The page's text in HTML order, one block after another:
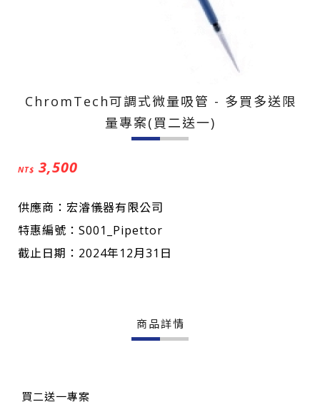
ChromTech可調式微量吸管 - 多買多送限
量專案(買二送一)
NT$ 3,500
供應商：宏濬儀器有限公司
特惠編號：S001_Pipettor
截止日期：2024年12月31日
商品詳情
買二送一專案